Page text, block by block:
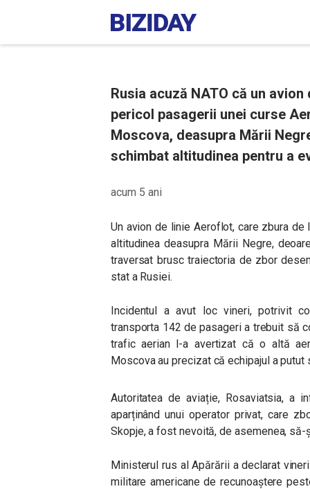
Rusia acuză NATO că un
pericol pasagerii unei curse
Moscova, deasupra Mării
schimbat altitudinea pentru a
acum 5 ani
Un avion de linie Aeroflot, care zbura
altitudinea deasupra Mării Negre,
traversat brusc traiectoria de zbor
stat a Rusiei.
Incidentul a avut loc vineri, potrivit
transporta 142 de pasageri a trebuit să
trafic aerian l-a avertizat că o altă
Moscova au precizat că echipajul a
Autoritatea de aviație, Rosaviatsia, a
aparținând unui operator privat, care
Skopje, a fost nevoită, de asemenea,
Ministerul rus al Apărării a declarat
militare americane de recunoaștere